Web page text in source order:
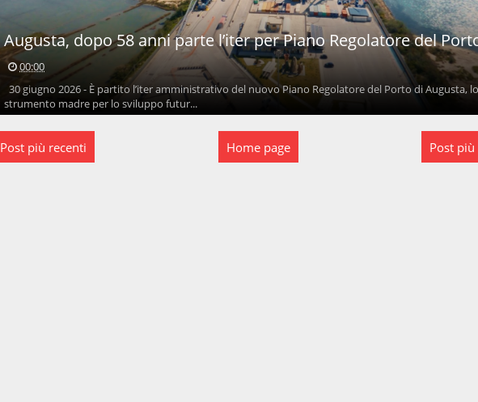
Augusta, dopo 58 anni parte l’iter per Piano Regolatore del
00:00
30 giugno 2026 - È partito l’iter amministrativo del nuovo Piano Regolatore del Porto di Augusta,
strumento madre per lo sviluppo futur...
Post più recenti Post
Home page